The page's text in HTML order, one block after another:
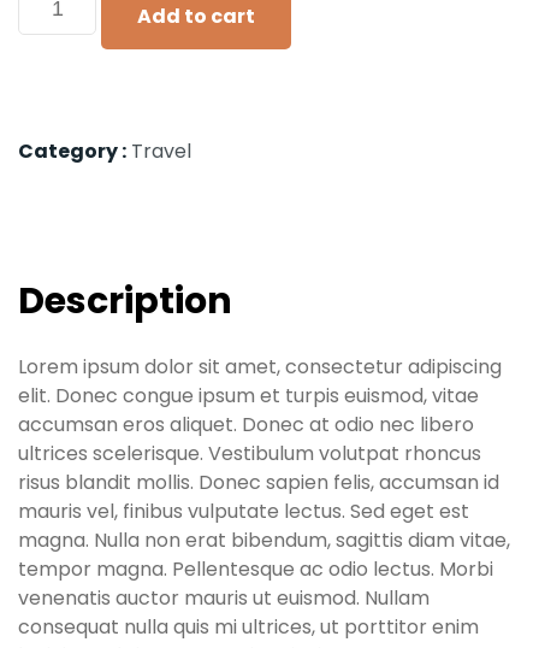
Add to cart
Category : Travel
Description
Lorem ipsum dolor sit amet, consectetur adipiscing
elit. Donec congue ipsum et turpis euismod, vitae
accumsan eros aliquet. Donec at odio nec libero
ultrices scelerisque. Vestibulum volutpat rhoncus
risus blandit mollis. Donec sapien felis, accumsan id
mauris vel, finibus vulputate lectus. Sed eget est
magna. Nulla non erat bibendum, sagittis diam vitae,
tempor magna. Pellentesque ac odio lectus. Morbi
venenatis auctor mauris ut euismod. Nullam
consequat nulla quis mi ultrices, ut porttitor enim